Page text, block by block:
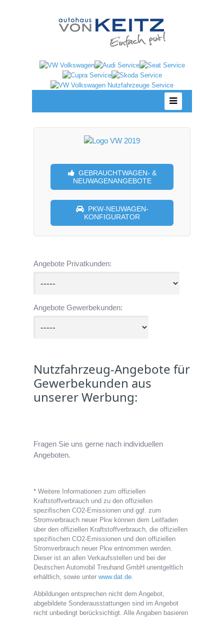
GEBRAUCHT­WAGEN- &
NEUWAGEN­ANGEBOTE
PKW-NEUWAGEN-
KONFIGURATOR
Angebote Privatkunden:
Angebote Gewerbekunden:
Nutzfahrzeug-Angebote für
Gewerbekunden aus
unserer Werbung:
Fragen Sie uns gerne nach individuellen
Angeboten.
* Weitere Informationen zum offiziellen
Kraftstoffverbrauch und zu den offiziellen
spezifischen CO2-Emissionen und ggf. zum
Stromverbrauch neuer Pkw können dem Leitfaden
über den offiziellen Kraftstoffverbrauch, die offiziellen
spezifischen CO2-Emissionen und den offiziellen
Stromverbrauch neuer Pkw entnommen werden.
Dieser ist an allen Verkaufsstellen und bei der
Deutschen Automobil Treuhand GmbH unentgeltlich
erhältlich, sowie unterwww.dat.de.
Abbildungen entsprechen nicht dem Angebot,
abgebildete Sonderausstattungen sind im Angebot
nicht unbedingt berücksichtigt. Alle Angaben basieren